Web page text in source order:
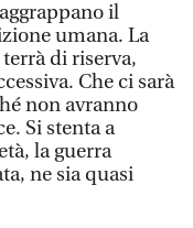
il
umana. La
di riserva,
Che ci sarà
non avranno
Si stenta a
la guerra
ne sia quasi